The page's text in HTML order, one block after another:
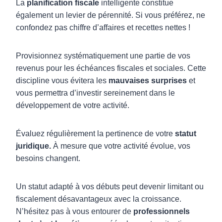
La planification fiscale intelligente constitue
également un levier de pérennité. Si vous préférez, ne
confondez pas chiffre d’affaires et recettes nettes !
Provisionnez systématiquement une partie de vos
revenus pour les échéances fiscales et sociales. Cette
discipline vous évitera les mauvaises surprises et
vous permettra d’investir sereinement dans le
développement de votre activité.
Évaluez régulièrement la pertinence de votre statut
juridique. À mesure que votre activité évolue, vos
besoins changent.
Un statut adapté à vos débuts peut devenir limitant ou
fiscalement désavantageux avec la croissance.
N’hésitez pas à vous entourer de professionnels